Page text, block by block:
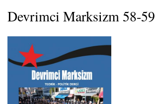
Devrimci Marksizm 58-59